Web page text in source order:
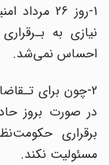
1-روز 26‌
نیازی به
احساس نمی‌شد.
2-چون برای
در‌ صورت بروز
برقراری
مسئولیت نکند.